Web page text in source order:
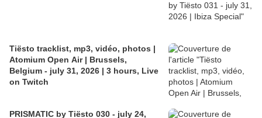
Tiësto tracklist, mp3, vidéo, photos |
Atomium Open Air | Brussels,
Belgium - july 31, 2026 | 3 hours, Live
on Twitch
PRISMATIC by Tiësto 030 - july 24,